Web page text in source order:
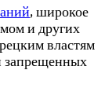
, широкое
и других
властям
запрещенных